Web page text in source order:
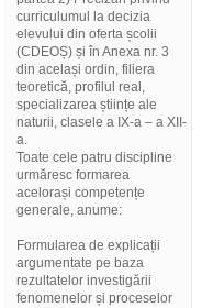
curriculumul la decizia
elevului din oferta școlii
(CDEOȘ) și în Anexa nr. 3
din același ordin, filiera
teoretică, profilul real,
specializarea științe ale
naturii, clasele a IX-a – a XII-
a.
Toate cele patru discipline
urmăresc formarea
acelorași competențe
generale, anume:
Formularea de explicații
argumentate pe baza
rezultatelor investigării
fenomenelor și proceselor